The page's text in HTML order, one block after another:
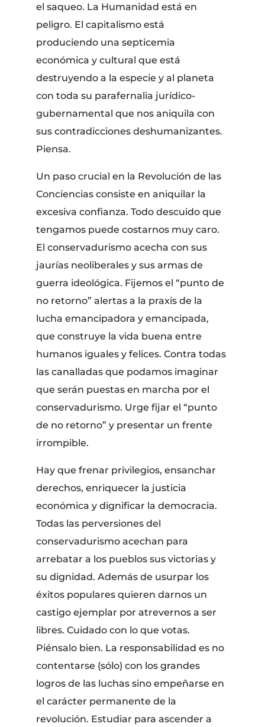
el saqueo. La Humanidad está en
peligro. El capitalismo está
produciendo una septicemia
económica y cultural que está
destruyendo a la especie y al planeta
con toda su parafernalia jurídico-
gubernamental que nos aniquila con
sus contradicciones deshumanizantes.
Piensa.
Un paso crucial en la Revolución de las
Conciencias consiste en aniquilar la
excesiva confianza. Todo descuido que
tengamos puede costarnos muy caro.
El conservadurismo acecha con sus
jaurías neoliberales y sus armas de
guerra ideológica. Fijemos el “punto de
no retorno” alertas a la praxis de la
lucha emancipadora y emancipada,
que construye la vida buena entre
humanos iguales y felices. Contra todas
las canalladas que podamos imaginar
que serán puestas en marcha por el
conservadurismo. Urge fijar el “punto
de no retorno” y presentar un frente
irrompible.
Hay que frenar privilegios, ensanchar
derechos, enriquecer la justicia
económica y dignificar la democracia.
Todas las perversiones del
conservadurismo acechan para
arrebatar a los pueblos sus victorias y
su dignidad. Además de usurpar los
éxitos populares quieren darnos un
castigo ejemplar por atrevernos a ser
libres. Cuidado con lo que votas.
Piénsalo bien. La responsabilidad es no
contentarse (sólo) con los grandes
logros de las luchas sino empeñarse en
el carácter permanente de la
revolución. Estudiar para ascender a